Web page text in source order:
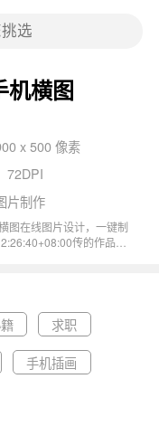
机横图
x 500 像素
72DPI
片制作
图在线图片设计，一键制
片模板资源。
求职
手机插画